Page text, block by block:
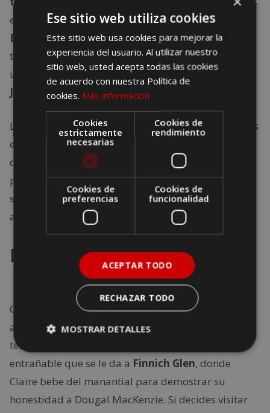
emblemáticos de la ruta Outlander en Escocia.
Broch Tuarach es otro lugar ficticio, pero muy
típico de muchas de las casas torre de Escocia y se
utiliza para lastomas interiores de la casa de
Jamie
La propiedad que se usó para las tomas externas es
el
Castillo de Midhope en Hopetoun Estate
de Edimburgo. El castillo está abandonado, pero es
posible caminar por los terrenos, así que añádelo a
su lista de lugares emblemáticos de Outlander
antes de tu visita a Escocia.
El Púlpito del Diablo
Quizás más conocido como Liar’s Spring para
aquellos enganchados a la serie Outlander desde la
temporada 1. El Púlpito del Diablo es el nombre
entrañable que se le da a Finnich Glen, donde
Claire bebe del manantial para demostrar su
honestidad a Dougal MacKenzie. Si decides visitar
Ese sitio web utiliza cookies
Este sitio web usa cookies para mejorar la
experiencia del usuario. Al utilizar nuestro
sitio web, usted acepta todas las cookies
de acuerdo con nuestra Política de
cookies. Más información
Cookies
estrictamente
necesarias
Cookies de
rendimiento
Cookies de
preferencias
Cookies de
funcionalidad
ACEPTAR TODO
RECHAZAR TODO
MOSTRAR DETALLES